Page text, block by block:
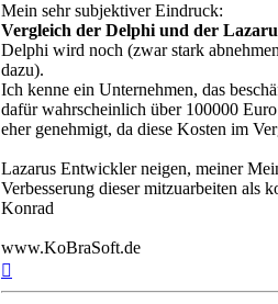
Mein sehr subjektiver Eindruck:
Vergleich der Delphi und der
Delphi wird noch (zwar stark
dazu).
Ich kenne ein Unternehmen, das
dafür wahrscheinlich über 100000
eher genehmigt, da diese Kosten im
Lazarus Entwickler neigen, meiner
Verbesserung dieser mitzuarbeiten als
Konrad
www.KoBraSoft.de